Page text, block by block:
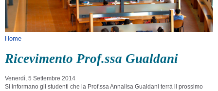
Tu sei qui
Home
Ricevimento Prof.ssa Gualdani
Venerdì, 5 Settembre 2014
Si informano gli studenti che la Prof.ssa Annalisa Gualdani terrà il prossimo